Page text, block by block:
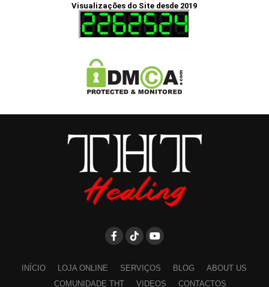
Visualizações do Site desde 2019
INÍCIO LOJA ONLINE SERVIÇOS BLOG
ABOUT US
COMUNIDADE THT
VIDEOS CONTACTOS